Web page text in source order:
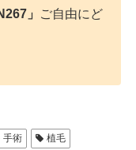
」
ご自由にど
手術
植毛